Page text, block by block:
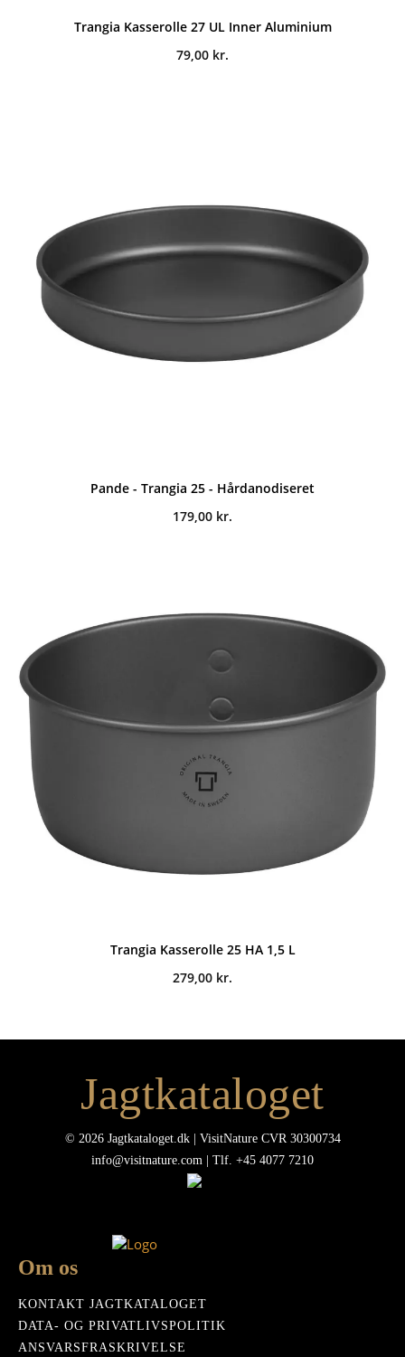
Trangia Kasserolle 27 UL Inner Aluminium
79,00 kr.
Pande - Trangia 25 - Hårdanodiseret
179,00 kr.
Trangia Kasserolle 25 HA 1,5 L
279,00 kr.
Jagtkataloget
© 2026 Jagtkataloget.dk | VisitNature CVR 30300734
info@visitnature.com | Tlf. +45 4077 7210
Om os
KONTAKT JAGTKATALOGET
DATA- OG PRIVATLIVSPOLITIK
ANSVARSFRASKRIVELSE